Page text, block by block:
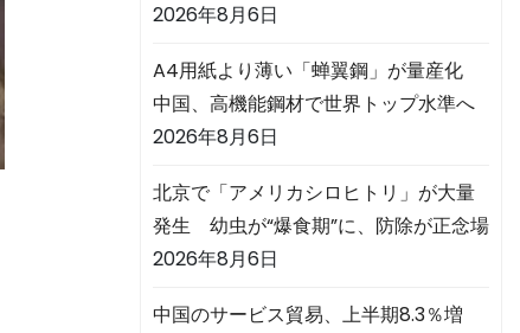
2026年8月6日
A4用紙より薄い「蝉翼鋼」が量産化
中国、高機能鋼材で世界トップ水準へ
2026年8月6日
北京で「アメリカシロヒトリ」が大量
発生 幼虫が“爆食期”に、防除が正念場
2026年8月6日
中国のサービス貿易、上半期8.3％増